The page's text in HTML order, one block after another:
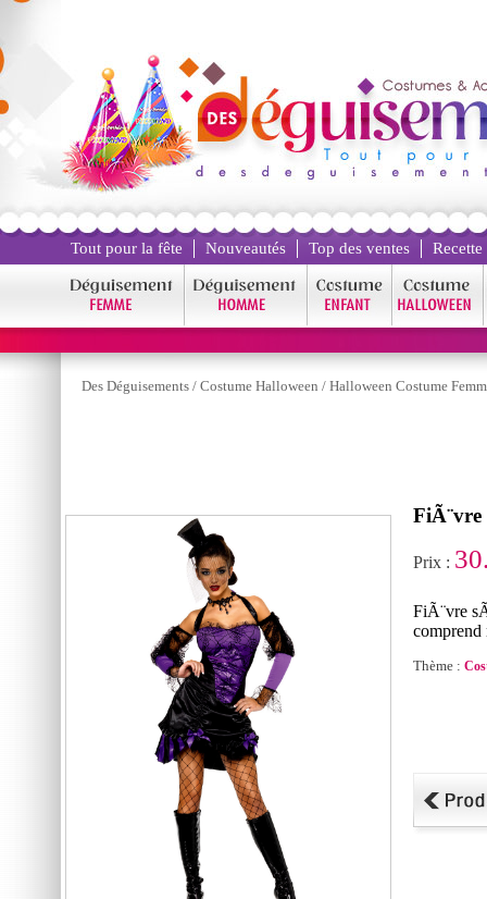
Tout pour la fête Nouveautés Top des ventes
Des Déguisements / Costume Halloween / Halloween Costume
Prix :
FiÃ¨vre
comprend
Thème :